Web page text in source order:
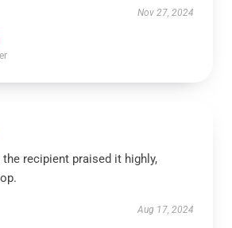
Nov 27, 2024
recipient praised it highly,
Aug 17, 2024